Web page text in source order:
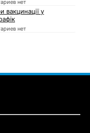
нет
вакцинації у
нет